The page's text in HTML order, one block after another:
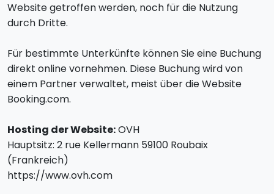
Website getroffen werden, noch für die Nutzung
durch Dritte.
Für bestimmte Unterkünfte können Sie eine Buchung
direkt online vornehmen. Diese Buchung wird von
einem Partner verwaltet, meist über die Website
Booking.com.
Hosting der Website:OVH
Hauptsitz: 2 rue Kellermann 59100 Roubaix
(Frankreich)
https://www.ovh.com